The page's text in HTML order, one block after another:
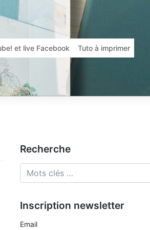
et live Facebook Tuto à imprimer
Recherche
Inscription newsletter
Email